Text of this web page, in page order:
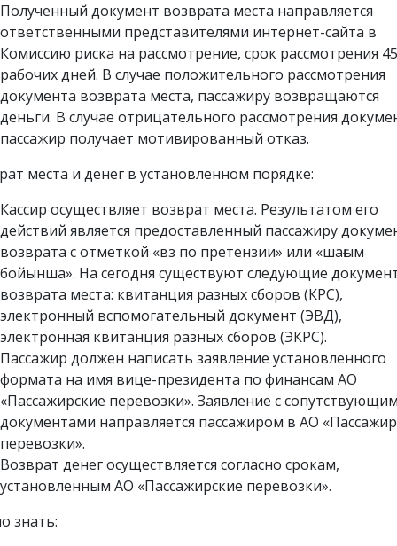
Полученный документ возврата места направляется
ответственными представителями интернет-сайта в
Комиссию риска на рассмотрение, срок рассмотрения 45
рабочих дней. В случае положительного рассмотрения
документа возврата места, пассажиру возвращаются
деньги. В случае отрицательного рассмотрения
пассажир получает мотивированный отказ.
места и денег в установленном порядке:
Кассир осуществляет возврат места. Результатом его
действий является предоставленный пассажиру
возврата с отметкой «вз по претензии» или «шағым
бойынша». На сегодня существуют следующие
возврата места: квитанция разных сборов (КРС),
электронный вспомогательный документ (ЭВД),
электронная квитанция разных сборов (ЭКРС).
Пассажир должен написать заявление установленного
формата на имя вице-президента по финансам АО
«Пассажирские перевозки». Заявление с
документами направляется пассажиром в АО
перевозки».
Возврат денег осуществляется согласно срокам,
установленным АО «Пассажирские перевозки».
знать: